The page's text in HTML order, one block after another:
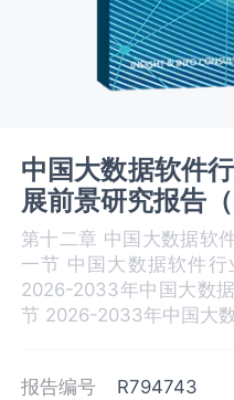
中国大数据软件
展前景研究报告
第十二章 中国大数据软
一节 中国大数据软件‌‌‌
2026-2033年中国大数
节 2026-2033年中国大
报告编号 R794743